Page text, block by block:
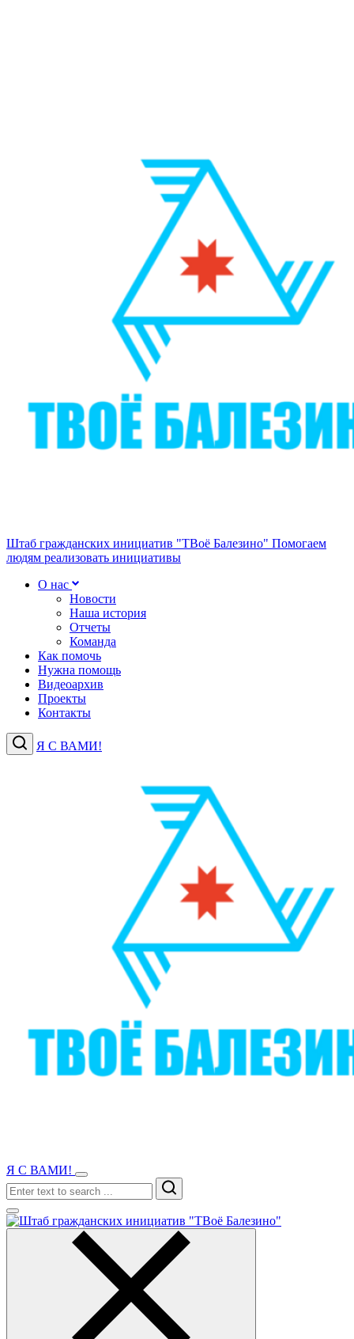
Штаб гражданских инициатив "ТВоё Балезино" Помогаем
людям реализовать инициативы
О нас
Новости
Наша история
Отчеты
Команда
Как помочь
Нужна помощь
Видеоархив
Проекты
Контакты
Я С ВАМИ!
Я С ВАМИ!
Search